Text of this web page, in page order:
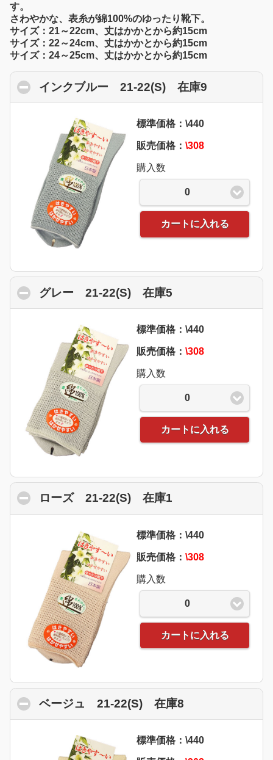
す。
さわやかな、表糸が綿100%のゆったり靴下。
サイズ：21～22cm、丈はかかとから約15cm
サイズ：22～24cm、丈はかかとから約15cm
サイズ：24～25cm、丈はかかとから約15cm
インクブルー 21-22(S) 在庫9
標準価格：\440
販売価格： \308
購入数
0
カートに入れる
グレー 21-22(S) 在庫5
標準価格：\440
販売価格： \308
購入数
0
カートに入れる
ローズ 21-22(S) 在庫1
標準価格：\440
販売価格： \308
購入数
0
カートに入れる
ベージュ 21-22(S) 在庫8
標準価格：\440